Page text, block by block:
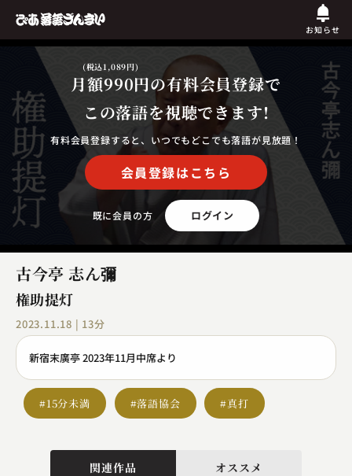
お知らせ
月額990円
(税込1,089円)
の有料会員登録で
この落語を視聴できます!
有料会員登録すると、いつでもどこでも落語が見放題！
会員登録はこちら
既に会員の方 ログイン
古今亭 志ん彌
権助提灯
2023.11.18 | 13分
新宿末廣亭 2023年11月中席より
#15分未満 #落語協会 #真打
関連作品 オススメ